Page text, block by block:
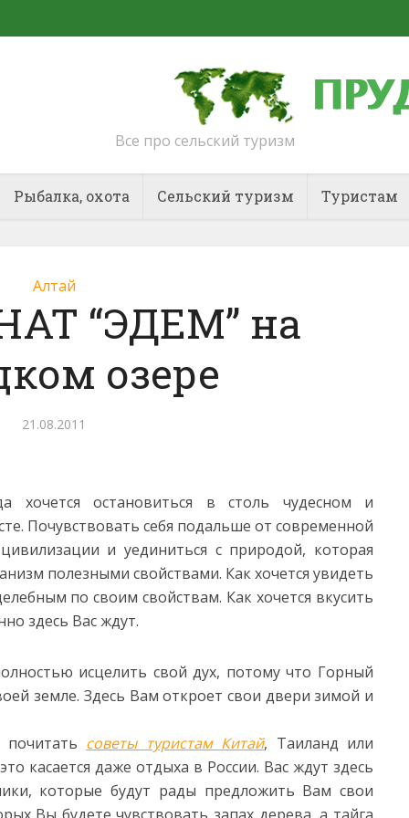
Все про сельский туризм
Рыбалка, охота Сельский туризм Туристам
Алтай
“ЭДЕМ” на
озере
21.08.2011
хочется остановиться в столь чудесном и
Почувствовать себя подальше от современной
цивилизации и уединиться с природой, которая
полезными свойствами. Как хочется увидеть
по своим свойствам. Как хочется вкусить
здесь Вас ждут.
исцелить свой дух, потому что Горный
земле. Здесь Вам откроет свои двери зимой и
почитать советы туристам Китай, Таиланд или
касается даже отдыха в России. Вас ждут здесь
которые будут рады предложить Вам свои